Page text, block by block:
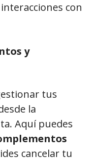
con
y
tus
la
Aquí puedes
cancelar tu